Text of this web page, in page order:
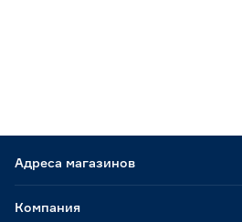
Адреса магазинов
Компания